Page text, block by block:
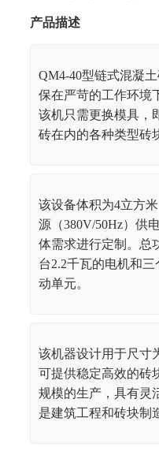
产品描述
QM4-40型链式混凝
保在严苛的工作环境
该机只需更换模具，
砖在内的各种类型砖
该设备体积为4立方
源（380V/50Hz）供
体需求进行定制。总
台2.2千瓦的电机和
动单元。
该机器设计用于尺寸
可提供稳定高效的砖
规模的生产，具有灵
是建筑工程和砖块制